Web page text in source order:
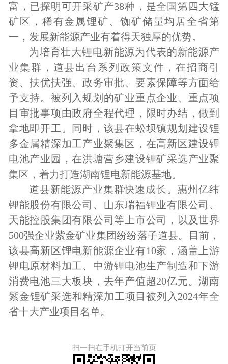
富，已探明可开采矿产38种，是全国第四大锰
矿区，稀有金属锂矿、铷矿储量均居全省第
一，发展新能源产业有着得天独厚的优势。
为培育壮大锂电新能源为代表的新能源产
业集群，道县出台系列政策文件，在招商引
资、扶优扶强、政务审批、要素保障等方面给
予支持。被列入规划的矿业重点企业、重点项
目审批事项由政府全程代理，限时办结，做到
拿地即开工。同时，该县在蚣坝镇规划建设锂
多金属精深加工产业聚集区，在高新区建设锂
电池产业园，在洪塘营乡建设锂矿采选产业聚
集区，着力打造湖南锂电新能源基地。
道县新能源产业集群快速成长。惠州亿纬
锂能股份有限公司、山东瑞福锂业有限公司、
天能控股集团有限公司等上市公司，以及世界
500强企业紫金矿业集团纷纷落子道县。目前，
该县高新区锂电新能源企业有10家，涵盖上游
锂电原材料加工、中游锂电池生产制造和下游
消费电池三大板块，去年产值超20亿元。湖南
紫金锂矿采选和精深加工项目被列入2024年全
省十大产业项目名单。
扫一扫在手机打开当前页